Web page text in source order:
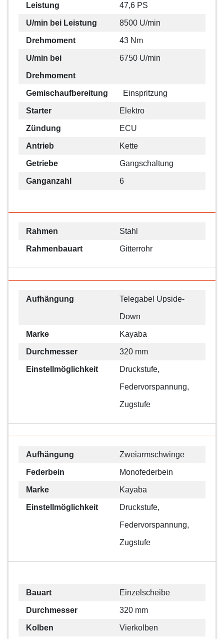
Leistung 47,6 PS
U/min bei Leistung 8500 U/min
Drehmoment 43 Nm
U/min bei
Drehmoment
6750 U/min
Gemischaufbereitung Einspritzung
Starter Elektro
Zündung ECU
Antrieb Kette
Getriebe Gangschaltung
Ganganzahl 6
Rahmen Stahl
Rahmenbauart Gitterrohr
Aufhängung Telegabel Upside-
Down
Marke Kayaba
Durchmesser 320 mm
Einstellmöglichkeit Druckstufe,
Federvorspannung,
Zugstufe
Aufhängung Zweiarmschwinge
Federbein Monofederbein
Marke Kayaba
Einstellmöglichkeit Druckstufe,
Federvorspannung,
Zugstufe
Bauart Einzelscheibe
Durchmesser 320 mm
Kolben Vierkolben